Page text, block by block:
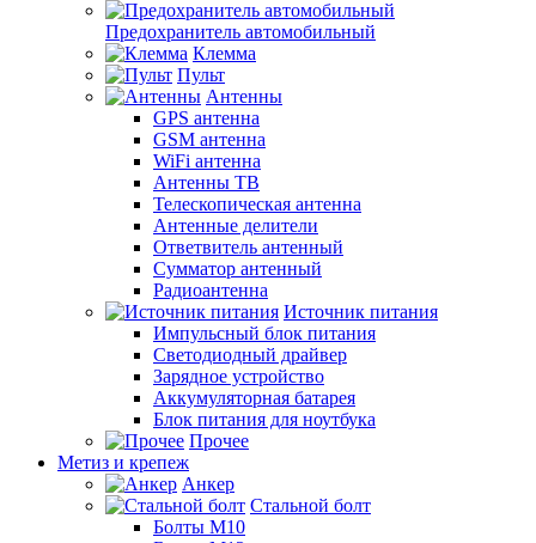
Предохранитель автомобильный
Клемма
Пульт
Антенны
GPS антенна
GSM антенна
WiFi антенна
Антенны ТВ
Телескопическая антенна
Антенные делители
Ответвитель антенный
Сумматор антенный
Радиоантенна
Источник питания
Импульсный блок питания
Светодиодный драйвер
Зарядное устройство
Аккумуляторная батарея
Блок питания для ноутбука
Прочее
Метиз и крепеж
Анкер
Стальной болт
Болты М10